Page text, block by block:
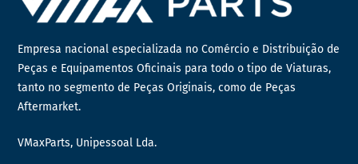
Empresa nacional especializada no Comércio e Distribuição de
Peças e Equipamentos Oficinais para todo o tipo de Viaturas,
tanto no segmento de Peças Originais, como de Peças
Aftermarket.
VMaxParts, Unipessoal Lda.